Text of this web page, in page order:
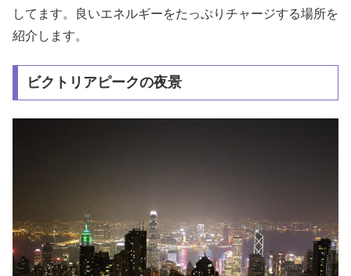
してます。良いエネルギーをたっぷりチャージする場所を
紹介します。
ビクトリアピークの夜景